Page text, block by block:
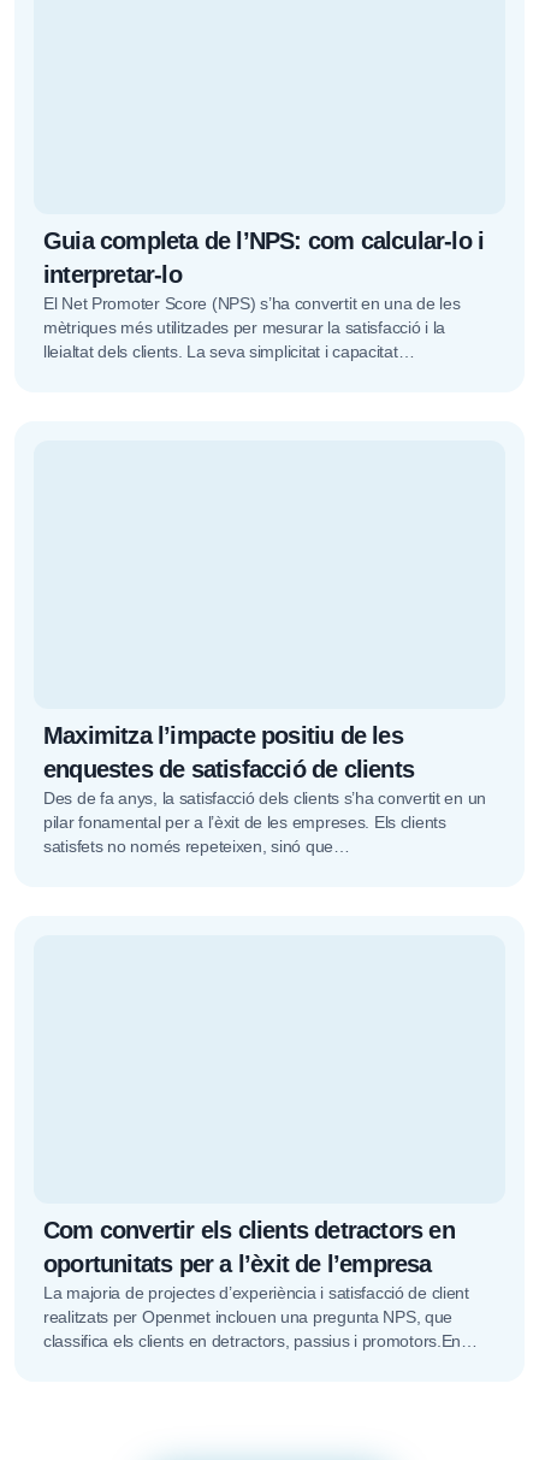
Guia completa de l’NPS: com calcular-lo i
interpretar-lo
El Net Promoter Score (NPS) s’ha convertit en una de les
mètriques més utilitzades per mesurar la satisfacció i la
lleialtat dels clients. La seva simplicitat i capacitat…
Maximitza l’impacte positiu de les
enquestes de satisfacció de clients
Des de fa anys, la satisfacció dels clients s’ha convertit en un
pilar fonamental per a l’èxit de les empreses. Els clients
satisfets no només repeteixen, sinó que…
Com convertir els clients detractors en
oportunitats per a l’èxit de l’empresa
La majoria de projectes d’experiència i satisfacció de client
realitzats per Openmet inclouen una pregunta NPS, que
classifica els clients en detractors, passius i promotors.En